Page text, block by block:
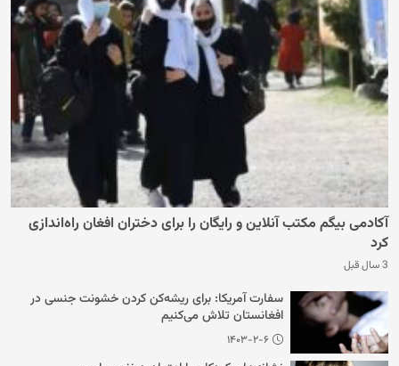
آکادمی بیگم مکتب آنلاین و رایگان را برای دختران افغان راه‌اندازی
کرد
3 سال قبل
سفارت آمریکا: برای ریشه‌کن کردن خشونت جنسی در
افغانستان تلاش می‌کنیم
۱۴۰۳-۲-۶